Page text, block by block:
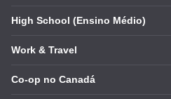
High School (Ensino Médio)
Work & Travel
Co-op no Canadá